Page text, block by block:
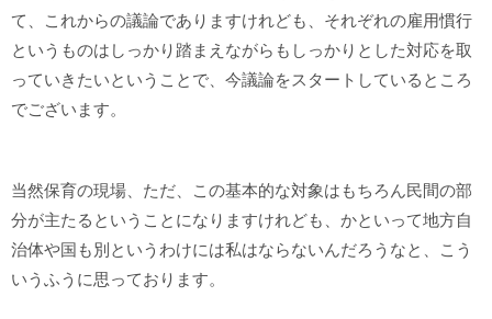
て、これからの議論でありますけれども、それぞれの雇用慣行
というものはしっかり踏まえながらもしっかりとした対応を取
っていきたいということで、今議論をスタートしているところ
でございます。
当然保育の現場、ただ、この基本的な対象はもちろん民間の部
分が主たるということになりますけれども、かといって地方自
治体や国も別というわけには私はならないんだろうなと、こう
いうふうに思っております。